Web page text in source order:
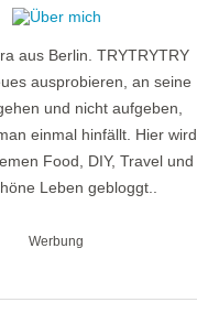
aus Berlin. TRYTRYTRY
ausprobieren, an seine
und nicht aufgeben,
einmal hinfällt. Hier wird
Food, DIY, Travel und
Leben gebloggt..
Werbung